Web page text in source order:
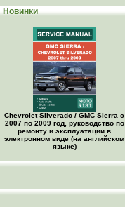
Новинки
Chevrolet Silverado / GMC Sierra с
2007 по 2009 год, руководство по
ремонту и эксплуатации в
электронном виде (на английском
языке)